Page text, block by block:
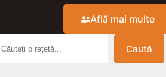
Află mai multe
Caută